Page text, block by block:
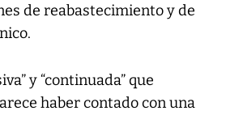
de reabastecimiento y de
y “continuada” que
haber contado con una